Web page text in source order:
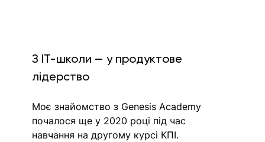
З IT-школи — у продуктове
лідерство
Моє знайомство з Genesis Academy
почалося ще у 2020 році під час
навчання на другому курсі КПІ.